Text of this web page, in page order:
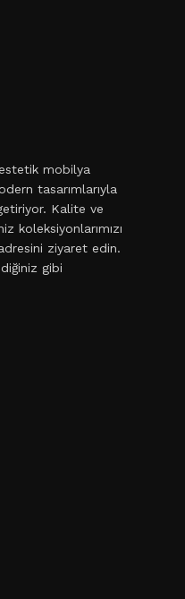
mobilya
tasarımlarıyla
Kalite ve
koleksiyonlarımızı
ziyaret edin.
gibi